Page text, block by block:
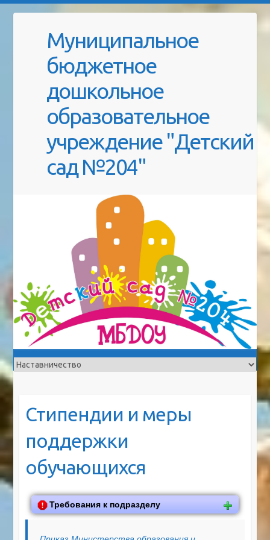
Муниципальное
бюджетное
дошкольное
образовательное
учреждение "Детский
сад №204"
Стипендии и меры
поддержки
обучающихся
Требования к подразделу